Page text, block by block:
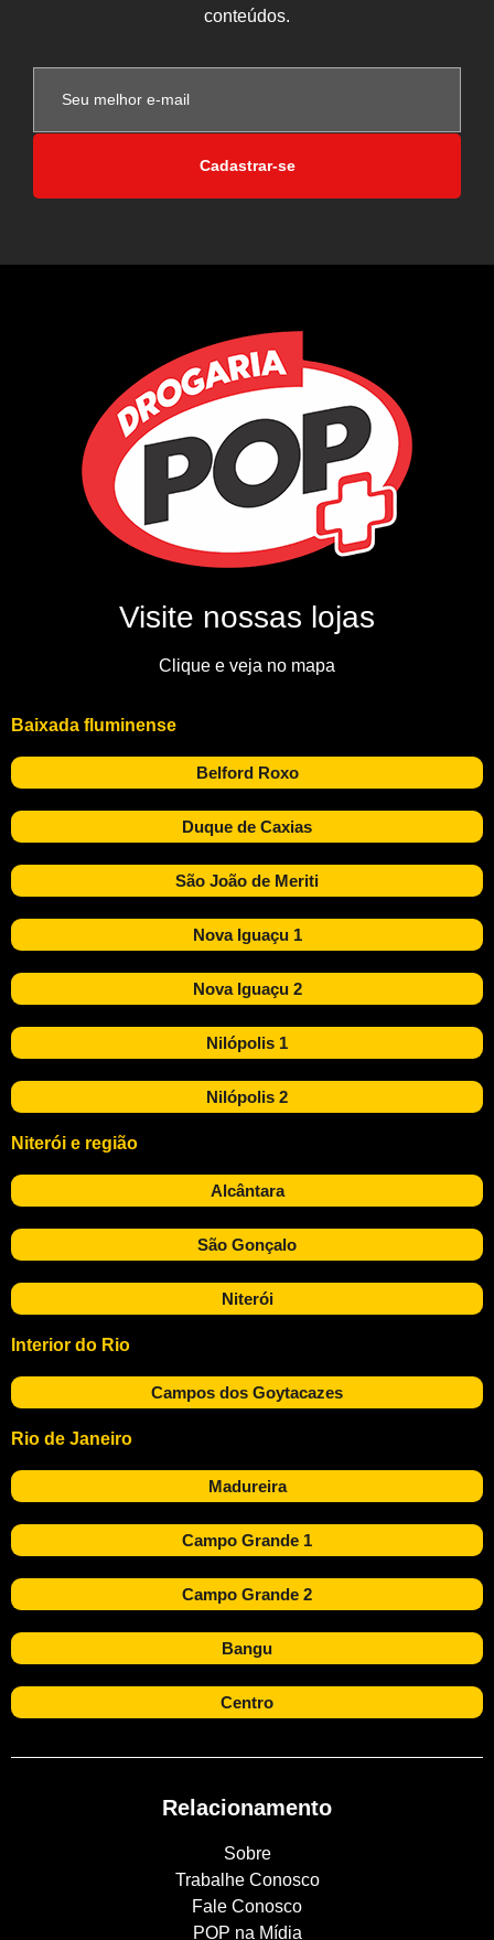
conteúdos.
Cadastrar-se
Visite nossas lojas
Clique e veja no mapa
Baixada fluminense
Belford Roxo
Duque de Caxias
São João de Meriti
Nova Iguaçu 1
Nova Iguaçu 2
Nilópolis 1
Nilópolis 2
Niterói e região
Alcântara
São Gonçalo
Niterói
Interior do Rio
Campos dos Goytacazes
Rio de Janeiro
Madureira
Campo Grande 1
Campo Grande 2
Bangu
Centro
Relacionamento
Sobre
Trabalhe Conosco
Fale Conosco
POP na Mídia